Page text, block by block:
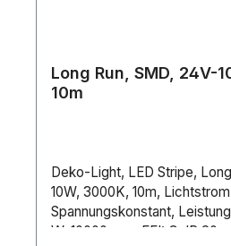
Long Run, SMD, 24V-
10m
Deko-Light, LED Stripe,
10W, 3000K, 10m,
Spannungskonstant,
W, 10000 mm, EEI: G, IP 20